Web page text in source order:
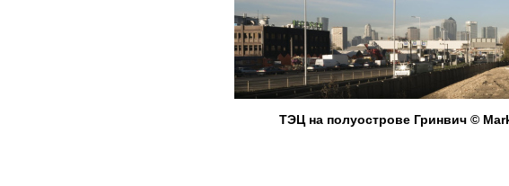
ТЭЦ на полуострове Гринвич ©